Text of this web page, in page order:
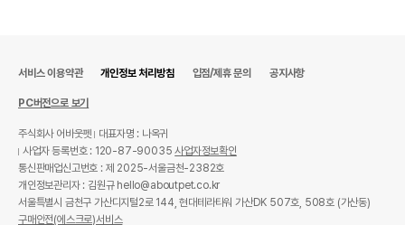
서비스 이용약관 개인정보 처리방침 입점/제휴 문의 공지사항
PC버전으로 보기
주식회사 어바웃펫
대표자명 : 나옥귀
사업자 등록번호 : 120-87-90035사업자정보확인
통신판매업신고번호 : 제 2025-서울금천-2382호
개인정보관리자 : 김원규 hello@aboutpet.co.kr
서울특별시 금천구 가산디지털2로 144, 현대테라타워 가산DK 507호, 508호 (가산동)
구매안전(에스크로)서비스